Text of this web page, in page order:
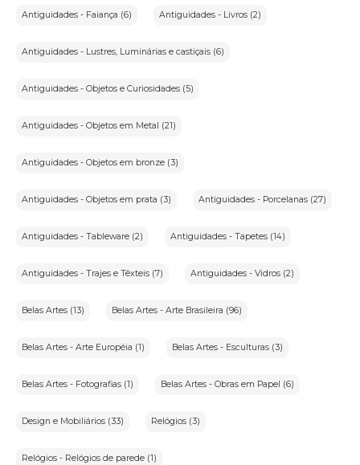
Antiguidades - Faiança (6) Antiguidades - Livros (2)
Antiguidades - Lustres, Luminárias e castiçais (6)
Antiguidades - Objetos e Curiosidades (5)
Antiguidades - Objetos em Metal (21)
Antiguidades - Objetos em bronze (3)
Antiguidades - Objetos em prata (3) Antiguidades - Porcelanas (27)
Antiguidades - Tableware (2) Antiguidades - Tapetes (14)
Antiguidades - Trajes e Têxteis (7) Antiguidades - Vidros (2)
Belas Artes (13) Belas Artes - Arte Brasileira (96)
Belas Artes - Arte Européia (1) Belas Artes - Esculturas (3)
Belas Artes - Fotografias (1) Belas Artes - Obras em Papel (6)
Design e Mobiliários (33) Relógios (3)
Relógios - Relógios de parede (1)